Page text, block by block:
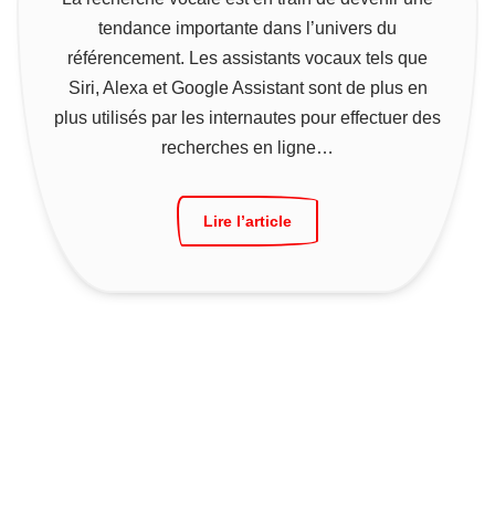
tendance importante dans l’univers du
référencement. Les assistants vocaux tels que
Siri, Alexa et Google Assistant sont de plus en
plus utilisés par les internautes pour effectuer des
recherches en ligne…
Lire l’article